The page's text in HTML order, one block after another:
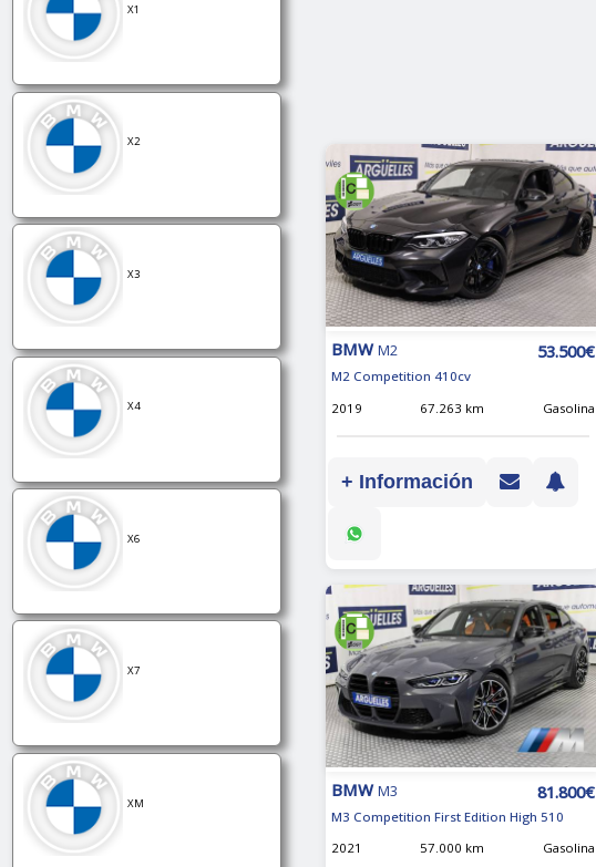
BMW M2 53.500€
M2 Competition 410cv
2019
67.263 km Gasolina
+ Información
BMW M3 81.800€
M3 Competition First Edition High 510
2021
57.000 km Gasolina
X1
X2
X3
X4
X6
X7
XM